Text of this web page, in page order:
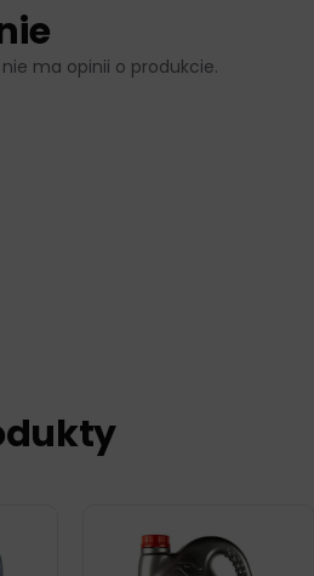
nie ma opinii o produkcie.